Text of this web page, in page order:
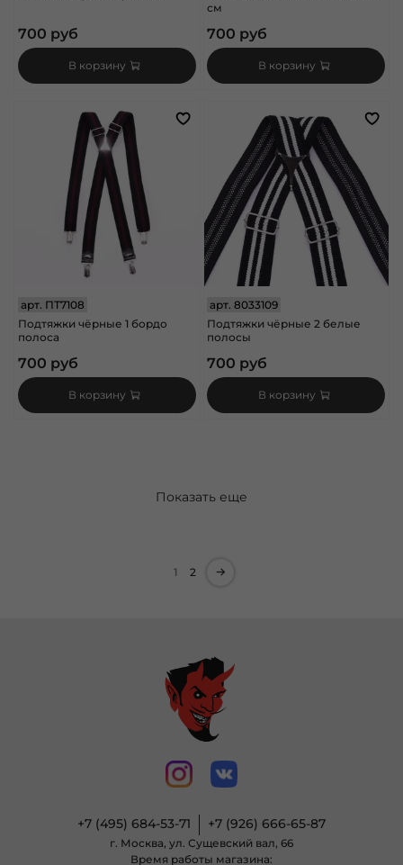
700 руб
В корзину
см
700 руб
В корзину
арт. ПТ7108
Подтяжки чёрные 1 бордо
полоса
700 руб
В корзину
арт.8033109
Подтяжки чёрные 2 белые
полосы
700 руб
В корзину
Показать еще
1 2
+7 (495) 684-53-71 +7 (926) 666-65-87
г. Москва, ул. Сущевский вал, 66
Время работы магазина: